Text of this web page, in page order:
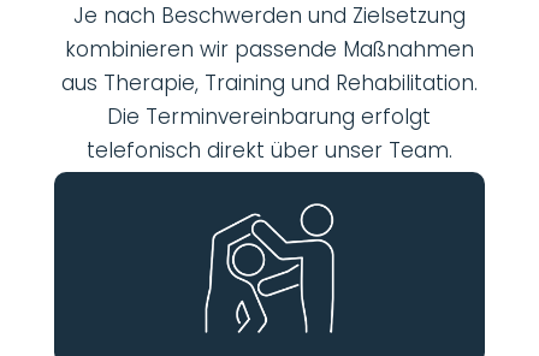
Je nach Beschwerden und Zielsetzung
kombinieren wir passende Maßnahmen
aus Therapie, Training und Rehabilitation.
Die Terminvereinbarung erfolgt
telefonisch direkt über unser Team.